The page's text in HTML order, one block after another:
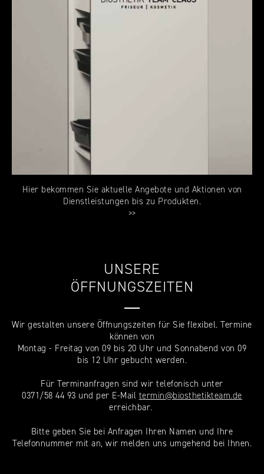
Hier bekommen Sie aktuelle Angebote und Aktionen von
Dienstleistungen bis zu Produkten.
>>
UNSERE
ÖFFNUNGSZEITEN
—
Wir gestalten unsere Öffnungszeiten für Sie flexibel. Termine
können von
Montag - Freitag von 09 bis 20 Uhr und Sonnabend von 09
bis 12 Uhr gebucht werden.
Für Terminanfragen sind wir telefonisch unter
0371/58 44 93 und per E-Mail termin@biosthetikteam.de
erreichbar.
Bitte geben Sie bei Anfragen Ihren Namen und Ihre
Telefonnummer mit an, wir melden uns umgehend bei Ihnen.